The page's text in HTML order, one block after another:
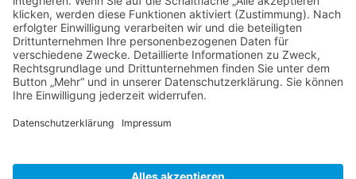
Veranstaltungen
Alle Veranstaltungen
Jobs
Alle Jobs
Kontakt